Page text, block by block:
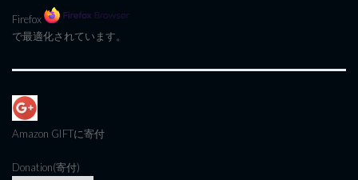
Firefox
で最適化されています。
Amazon GIFTに寄付
Donation(寄付)